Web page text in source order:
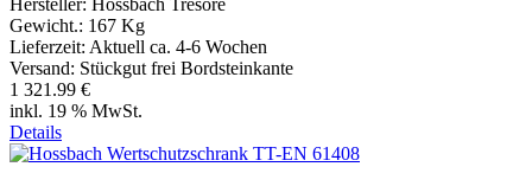
Gewicht.: 167 Kg
Lieferzeit: Aktuell ca. 4-6 Wochen
Versand: Stückgut frei Bordsteinkante
1 321.99 €
inkl. 19 % MwSt.
Details